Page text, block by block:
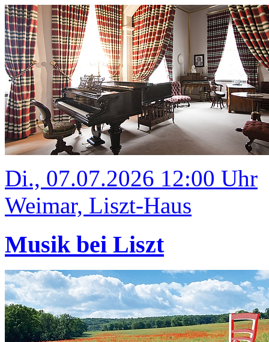
Di., 07.07.2026 12:00 Uhr
Weimar, Liszt-Haus
Musik bei Liszt